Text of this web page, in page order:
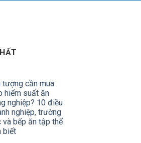
cần mua
hiểm suất ăn
nghiệp? 10 điều
nghiệp, trường
và bếp ăn tập thể
biết